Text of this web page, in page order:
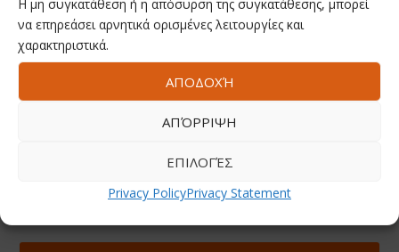
Η μη συγκατάθεση ή η απόσυρση της συγκατάθεσης, μπορεί
να επηρεάσει αρνητικά ορισμένες λειτουργίες και
χαρακτηριστικά.
ΑΠΟΔΟΧΉ
ΑΠΌΡΡΙΨΗ
ΕΠΙΛΟΓΈΣ
Privacy PolicyPrivacy Statement